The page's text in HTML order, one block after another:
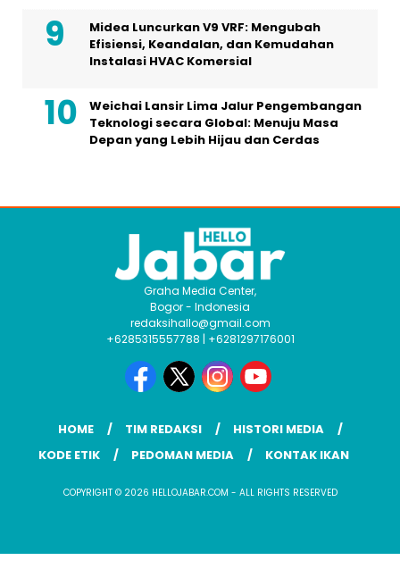
Midea Luncurkan V9 VRF: Mengubah
Efisiensi, Keandalan, dan Kemudahan
Instalasi HVAC Komersial
Weichai Lansir Lima Jalur Pengembangan
Teknologi secara Global: Menuju Masa
Depan yang Lebih Hijau dan Cerdas
Graha Media Center,
Bogor - Indonesia
redaksihallo@gmail.com
+6285315557788 | +6281297176001
HOME TIM REDAKSI
HISTORI MEDIA
KODE ETIK
PEDOMAN MEDIA KONTAK IKAN
COPYRIGHT © 2026 HELLOJABAR.COM - ALL RIGHTS RESERVED